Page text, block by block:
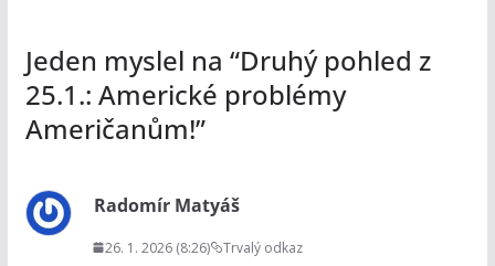
Jeden myslel na “Druhý pohled z
25.1.: Americké problémy
Američanům!”
Radomír Matyáš
26. 1. 2026 (8:26) Trvalý odkaz